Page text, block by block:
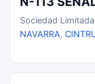
Sociedad
NAVARRA,